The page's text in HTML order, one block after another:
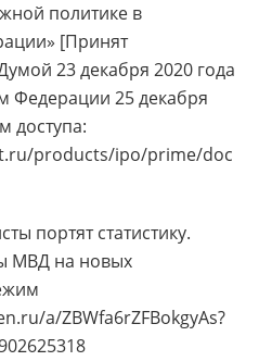
политике в
[Принят
23 декабря 2020 года
Федерации 25 декабря
доступа:
products/ipo/prime/doc
портят статистику.
МВД на новых
a/ZBWfa6rZFBokgyAs?